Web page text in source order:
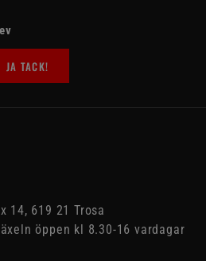
JA TACK!
14, 619 21 Trosa
öppen kl 8.30-16 vardagar